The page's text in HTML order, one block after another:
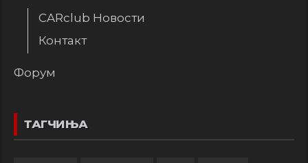
CARclub Новости
Контакт
Форум
ТАГЧИЊА